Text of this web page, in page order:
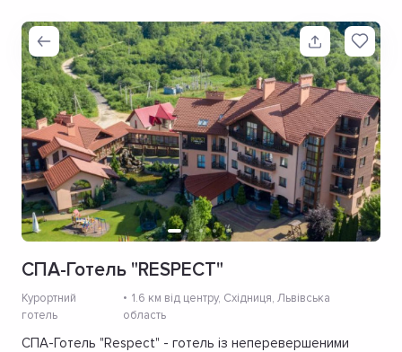
СПА-Готель "RESPECT"
Курортний
готель
1.6 км від центру, Східниця, Львівська
область
СПА-Готель "Respect" - готель із неперевершеними